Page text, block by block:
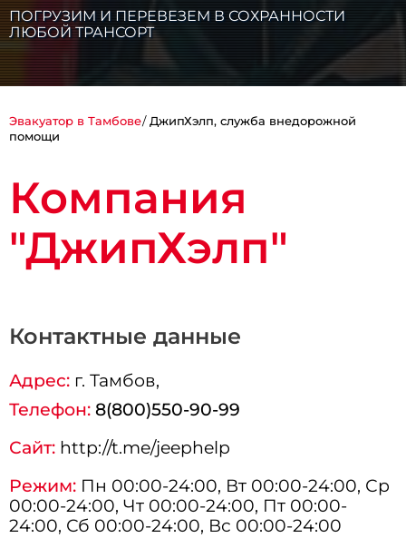
ПОГРУЗИМ И ПЕРЕВЕЗЕМ В СОХРАННОСТИ
ЛЮБОЙ ТРАНСОРТ
Эвакуатор в Тамбове
ДжипХэлп, служба внедорожной
помощи
Компания
"ДжипХэлп"
Контактные данные
Адрес: г.Тамбов,
Телефон: 8(800)550-90-99
Сайт: http://t.me/jeephelp
Режим: Пн 00:00-24:00, Вт 00:00-24:00, Ср
00:00-24:00, Чт 00:00-24:00, Пт 00:00-
24:00, Сб 00:00-24:00, Вс 00:00-24:00